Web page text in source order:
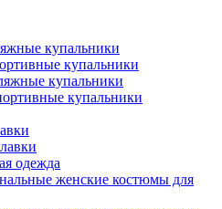
купальники
купальники
купальники
купальники
одежда
женские костюмы для